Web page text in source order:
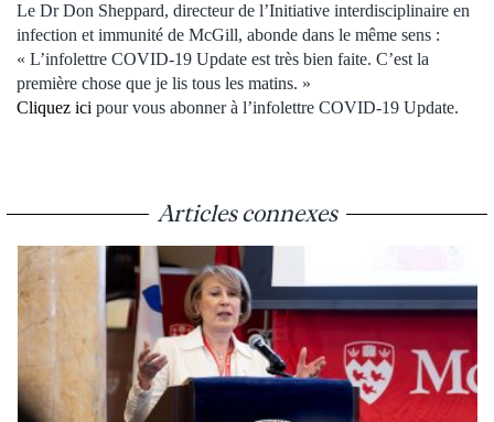
Le Dr Don Sheppard, directeur de l’Initiative interdisciplinaire en
infection et immunité de McGill, abonde dans le même sens :
« L’infolettre COVID-19 Update est très bien faite. C’est la
première chose que je lis tous les matins. »
Cliquez ici pour vous abonner à l’infolettre COVID-19 Update.
Articles connexes